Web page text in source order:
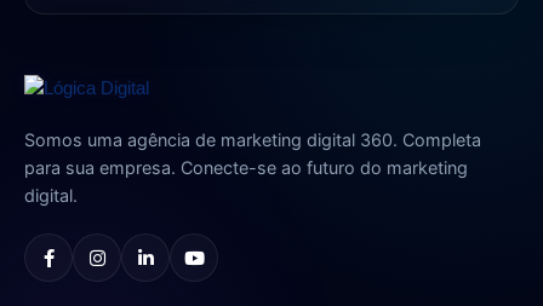
Somos uma agência de marketing digital 360. Completa
para sua empresa. Conecte-se ao futuro do marketing
digital.